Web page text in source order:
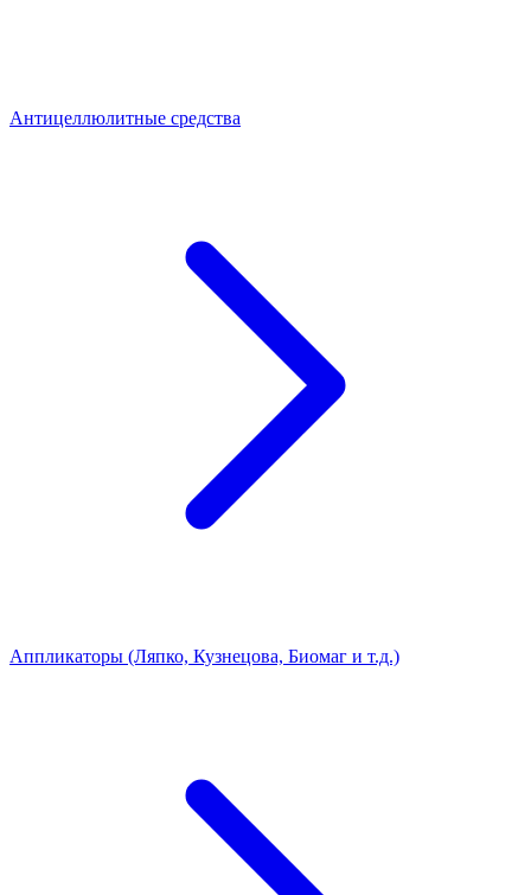
Антицеллюлитные средства
Аппликаторы (Ляпко, Кузнецова, Биомаг и т.д.)